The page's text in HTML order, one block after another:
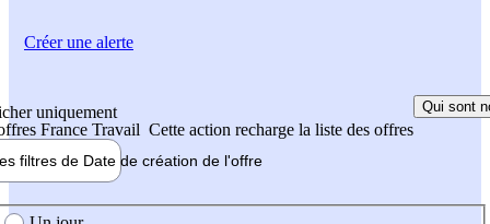
uniquement
France Travail Cette action recharge la liste des offres
Qui sont
filtres de Date de création de l'offre
Créer une alerte